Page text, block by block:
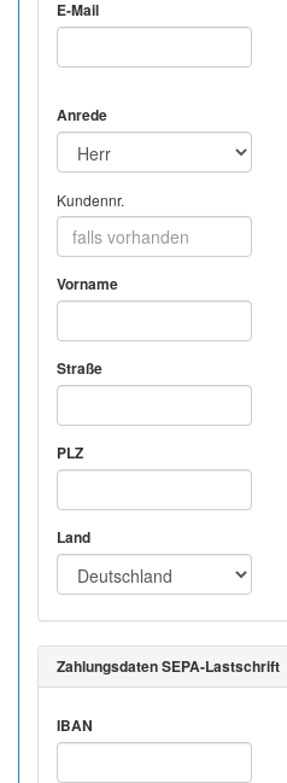
E-Mail
Anrede
Kundennr.
Vorname
Straße
PLZ
Land
Zahlungsdaten SEPA-Lastschrift
IBAN